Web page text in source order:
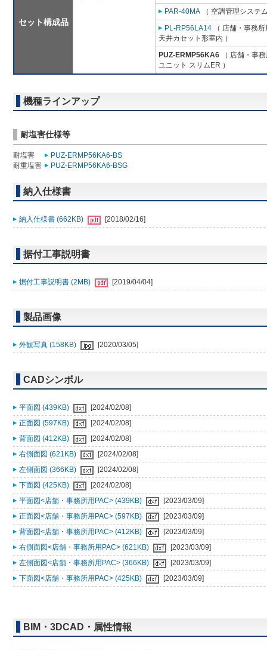
セット構成品
PAR-40MA （ 空調管理システ
PL-RP56LA14 （ 店舗・事務
天井カセット形室内 ）
PUZ-ERMP56KA6 （ 店舗・事
ユニット スリムER ）
機種ラインアップ
耐塩害仕様等
耐塩害
PUZ-ERMP56KA6-BS
耐重塩害
PUZ-ERMP56KA6-BSG
納入仕様書
納入仕様書 (662KB) [2018/02/16]
据付工事説明書
据付工事説明書 (2MB) [2019/04/04]
製品画像
外観写真 (158KB) [2020/03/05]
CADシンボル
平面図 (439KB)
[2024/02/08]
正面図 (597KB)
[2024/02/08]
背面図 (412KB)
[2024/02/08]
右側面図 (621KB)
[2024/02/08]
左側面図 (366KB)
[2024/02/08]
下面図 (425KB)
[2024/02/08]
平面図<店舗・事務所用PAC> (439KB)
[2023/03/09]
正面図<店舗・事務所用PAC> (597KB)
[2023/03/09]
背面図<店舗・事務所用PAC> (412KB)
[2023/03/09]
右側面図<店舗・事務所用PAC> (621KB)
[2023/03/09]
左側面図<店舗・事務所用PAC> (366KB)
[2023/03/09]
下面図<店舗・事務所用PAC> (425KB)
[2023/03/09]
BIM・3DCAD・属性情報